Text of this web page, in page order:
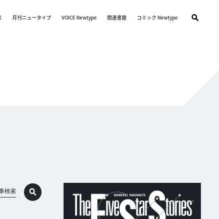
月刊ニュータイプ VOICE Newtype 関連書籍 コミック Newtype
検索